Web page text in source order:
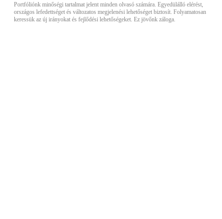
Portfóliónk minőségi tartalmat jelent minden olvasó számára. Egyedülálló elérést,
országos lefedettséget és változatos megjelenési lehetőséget biztosít. Folyamatosan
keressük az új irányokat és fejlődési lehetőségeket. Ez jövőnk záloga.